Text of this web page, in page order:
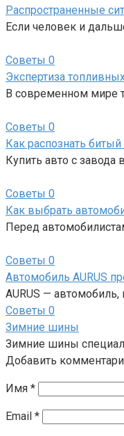
Распространенные
Если человек и
Советы 0
Экспертиза
В современном мире
Советы 0
Как распознать
Купить авто с
Советы 0
Как выбрать
Перед
Советы 0
Автомобиль AURUS
AURUS — автомобиль,
Советы 0
Зимние шины
Зимние шины
Добавить
Имя *
Email *